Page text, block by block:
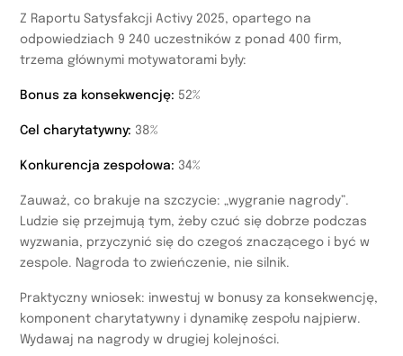
Z Raportu Satysfakcji Activy 2025, opartego na
odpowiedziach 9 240 uczestników z ponad 400 firm,
trzema głównymi motywatorami były:
Bonus za konsekwencję: 52%
Cel charytatywny: 38%
Konkurencja zespołowa: 34%
Zauważ, co brakuje na szczycie: „wygranie nagrody”.
Ludzie się przejmują tym, żeby czuć się dobrze podczas
wyzwania, przyczynić się do czegoś znaczącego i być w
zespole. Nagroda to zwieńczenie, nie silnik.
Praktyczny wniosek: inwestuj w bonusy za konsekwencję,
komponent charytatywny i dynamikę zespołu najpierw.
Wydawaj na nagrody w drugiej kolejności.